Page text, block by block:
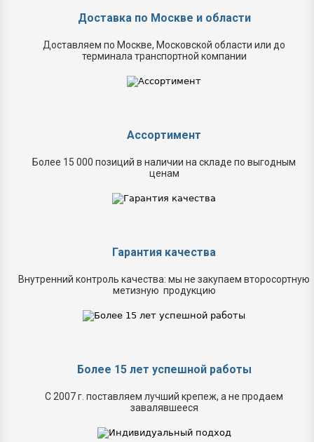
Доставка по Москве и области
Доставляем по Москве, Московской области или до
терминала транспортной компании
Ассортимент
Более 15 000 позиций в наличии на складе по выгодным
ценам
Гарантия качества
Внутренний контроль качества: мы не закупаем второсортную
метизную продукцию
Более 15 лет успешной работы
С 2007 г. поставляем лучший крепеж, а не продаем
завалявшееся